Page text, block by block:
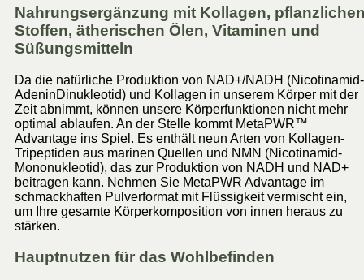
Nahrungsergänzung mit Kollagen,
Stoffen, ätherischen Ölen, Vitaminen und
Süßungsmitteln
Da die natürliche Produktion von NAD+/NADH (Nicotinamid-
AdeninDinukleotid) und Kollagen in unserem Körper mit der
Zeit abnimmt, können unsere Körperfunktionen nicht mehr
optimal ablaufen. An der Stelle kommt MetaPWR™
Advantage ins Spiel. Es enthält neun Arten von Kollagen-
Tripeptiden aus marinen Quellen und NMN (Nicotinamid-
Mononukleotid), das zur Produktion von NADH und NAD+
beitragen kann. Nehmen Sie MetaPWR Advantage im
schmackhaften Pulverformat mit Flüssigkeit vermischt ein,
um Ihre gesamte Körperkomposition von innen heraus zu
stärken.
Hauptnutzen für das Wohlbefinden